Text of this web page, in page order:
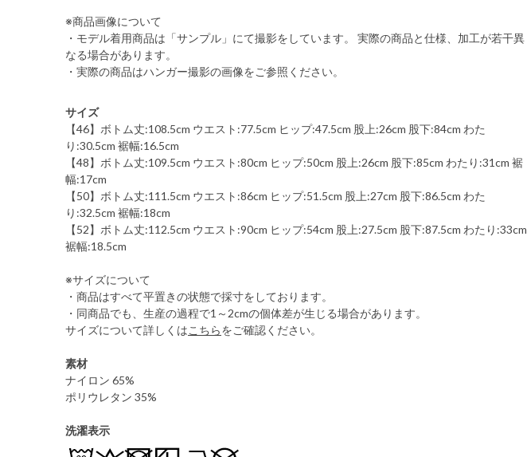
※商品画像について
・モデル着用商品は「サンプル」にて撮影をしています。 実際の商品と仕様、加工が若干異
なる場合があります。
・実際の商品はハンガー撮影の画像をご参照ください。
サイズ
【46】ボトム丈:108.5cm ウエスト:77.5cm ヒップ:47.5cm 股上:26cm 股下:84cm わた
り:30.5cm 裾幅:16.5cm
【48】ボトム丈:109.5cm ウエスト:80cm ヒップ:50cm 股上:26cm 股下:85cm わたり:31cm 裾
幅:17cm
【50】ボトム丈:111.5cm ウエスト:86cm ヒップ:51.5cm 股上:27cm 股下:86.5cm わた
り:32.5cm 裾幅:18cm
【52】ボトム丈:112.5cm ウエスト:90cm ヒップ:54cm 股上:27.5cm 股下:87.5cm わたり:33cm
裾幅:18.5cm
※サイズについて
・商品はすべて平置きの状態で採寸をしております。
・同商品でも、生産の過程で1～2cmの個体差が生じる場合があります。
サイズについて詳しくはこちらをご確認ください。
素材
ナイロン 65%
ポリウレタン 35%
洗濯表示